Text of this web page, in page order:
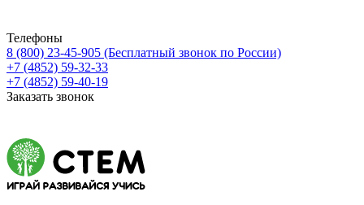
Телефоны
8 (800) 23-45-905 (Бесплатный звонок по России)
+7 (4852) 59-32-33
+7 (4852) 59-40-19
Заказать звонок